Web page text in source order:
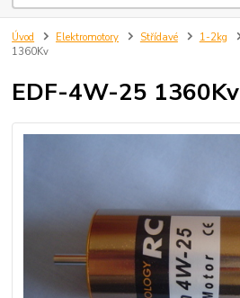
Úvod Elektromotory Střídavé 1-2kg
1360Kv
EDF-4W-25 1360Kv